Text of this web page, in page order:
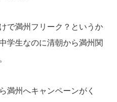
で満州フリーク？というか
学生なのに清朝から満州関
満州へキャンペーンがく